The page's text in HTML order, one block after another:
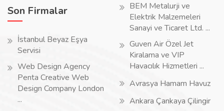
Son Firmalar
İstanbul Beyaz Eşya
Servisi
Web Design Agency
Penta Creative Web
Design Company London
...
BEM Metalurji ve
Elektrik Malzemeleri
Sanayi ve Ticaret Ltd. ...
Guven Air Özel Jet
Kiralama ve VIP
Havacılık Hizmetleri ...
Avrasya Hamam Havuz
Ankara Çankaya Çilingir